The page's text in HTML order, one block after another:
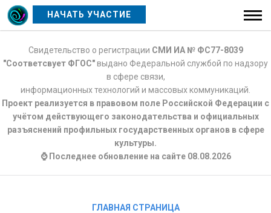
НАЧАТЬ УЧАСТИЕ
Свидетельство о регистрации СМИ ИА № ФС77-8039
"Соответсвует ФГОС"выдано Федеральной службой по надзору
в сфере связи,
информационных технологий и массовых коммуникаций.
Проект реализуется в правовом поле Российской Федерации с
учётом действующего законодательства и официальных
разъяснений профильных государственных органов в сфере
культуры.
⌚ Последнее обновление на сайте 08.08.2026
ГЛАВНАЯ СТРАНИЦА